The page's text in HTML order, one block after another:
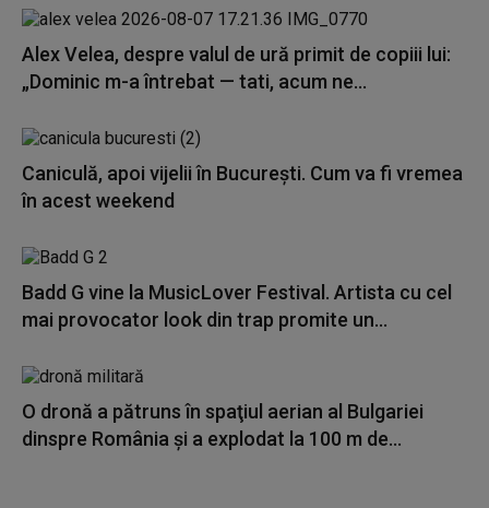
Alex Velea, despre valul de ură primit de copiii lui:
„Dominic m-a întrebat — tati, acum ne...
Caniculă, apoi vijelii în București. Cum va fi vremea
în acest weekend
Badd G vine la MusicLover Festival. Artista cu cel
mai provocator look din trap promite un...
O dronă a pătruns în spaţiul aerian al Bulgariei
dinspre România și a explodat la 100 m de...